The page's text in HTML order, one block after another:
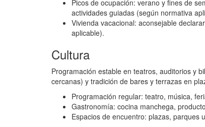
Picos de ocupación: verano y fines de
actividades guiadas (según normativa
Vivienda vacacional: aconsejable
aplicable).
Cultura
Programación estable en teatros, auditorios y
cercanas) y tradición de bares y terrazas en
Programación regular: teatro, música,
Gastronomía: cocina manchega,
Espacios de encuentro: plazas, parques